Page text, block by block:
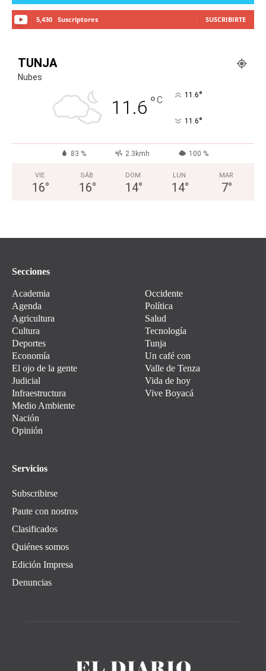
5,430 Suscriptores SUSCRIBIRTE
TUNJA
Nubes
11.6 °C 11.6°
11.6°
83 % 2.3kmh 100 %
VIE
16°
SÁB
16°
DOM
14°
LUN
14°
MAR
7°
Secciones
Academia
Agenda
Agricultura
Cultura
Deportes
Economía
El ojo de la gente
Judicial
Infraestructura
Medio Ambiente
Nación
Opinión
Occidente
Política
Salud
Tecnología
Tunja
Un café con
Valle de Tenza
Vida de hoy
Vive Boyacá
Servicios
Subscribirse
Paute con nostros
Clasificados
Quiénes somos
Edición Impresa
Denuncias